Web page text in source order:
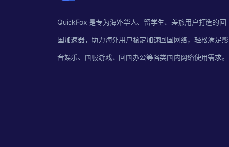
QuickFox 是专为海外华人、留学生、差旅用户打造的回
国加速器，助力海外用户稳定加速回国网络，轻松满足影
音娱乐、国服游戏、回国办公等各类国内网络使用需求。